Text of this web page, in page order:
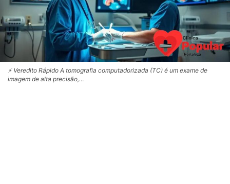
⚡ Veredito Rápido A tomografia computadorizada (TC) é um exame de
imagem de alta precisão,…